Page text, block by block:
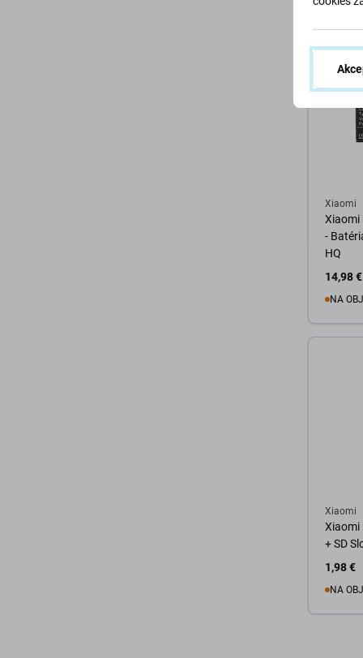
Xiaomi
Xiaomi
-
HQ
14,98 €
NA
Xiaomi
Xiaomi
+ SD
1,98 €
NA